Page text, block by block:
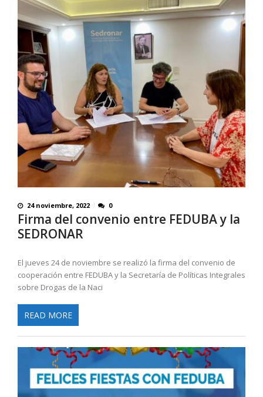
24 noviembre, 2022 0
Firma del convenio entre FEDUBA y la
SEDRONAR
El jueves 24 de noviembre se realizó la firma del convenio de
cooperación entre FEDUBA y la Secretaría de Políticas Integrales
sobre Drogas de la Naci
READ MORE